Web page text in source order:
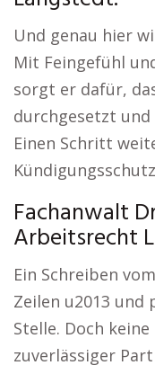
Und genau hier
Mit Feingefühl
sorgt er dafür,
durchgesetzt und
Einen Schritt
Fachanwalt
Arbeitsrecht
Ein Schreiben
Zeilen u2013
Stelle. Doch
zuverlässiger